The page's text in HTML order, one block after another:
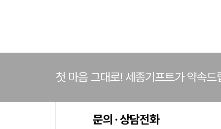
첫 마음 그대로! 세종기프트가 약속드
문의 · 상담전화